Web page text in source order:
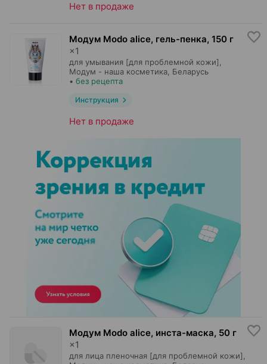
Нет в продаже
Модум Modo alice, гель-пенка, 150 г
×1
для умывания [для проблемной кожи],
Модум - наша косметика , Беларусь
• без рецепта
Инструкция
Нет в продаже
Модум Modo alice, инста-маска, 50 г
×1
для лица пленочная [для проблемной кожи],